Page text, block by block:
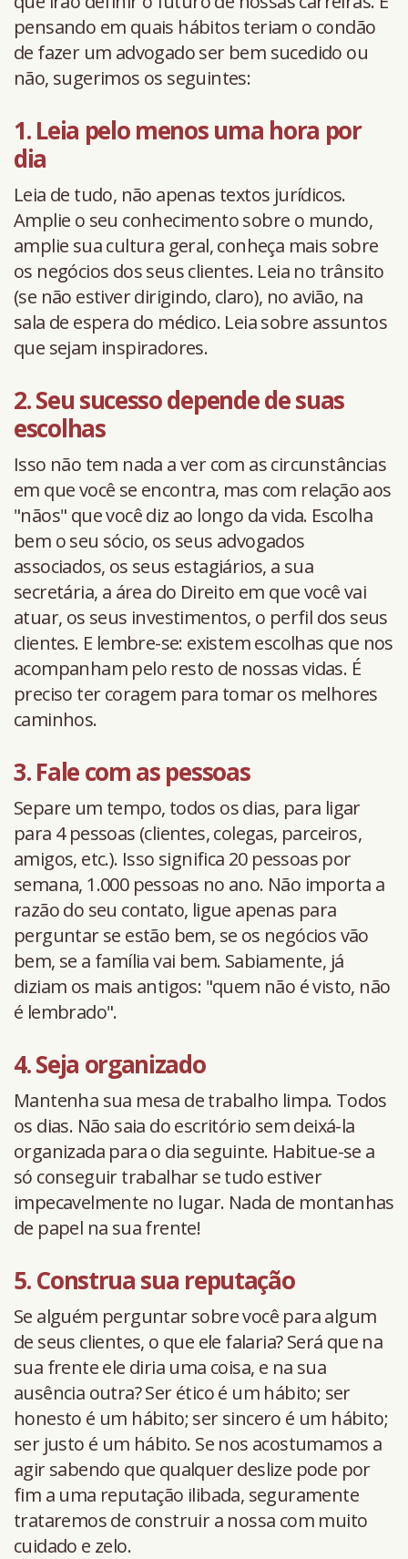
pensando em quais hábitos teriam o condão
de fazer um advogado ser bem sucedido ou
não, sugerimos os seguintes:
1. Leia pelo menos uma hora por
dia
Leia de tudo, não apenas textos jurídicos.
Amplie o seu conhecimento sobre o mundo,
amplie sua cultura geral, conheça mais sobre
os negócios dos seus clientes. Leia no trânsito
(se não estiver dirigindo, claro), no avião, na
sala de espera do médico. Leia sobre assuntos
que sejam inspiradores.
2. Seu sucesso depende de suas
escolhas
Isso não tem nada a ver com as circunstâncias
em que você se encontra, mas com relação aos
"nãos" que você diz ao longo da vida. Escolha
bem o seu sócio, os seus advogados
associados, os seus estagiários, a sua
secretária, a área do Direito em que você vai
atuar, os seus investimentos, o perfil dos seus
clientes. E lembre-se: existem escolhas que nos
acompanham pelo resto de nossas vidas. É
preciso ter coragem para tomar os melhores
caminhos.
3. Fale com as pessoas
Separe um tempo, todos os dias, para ligar
para 4 pessoas (clientes, colegas, parceiros,
amigos, etc.). Isso significa 20 pessoas por
semana, 1.000 pessoas no ano. Não importa a
razão do seu contato, ligue apenas para
perguntar se estão bem, se os negócios vão
bem, se a família vai bem. Sabiamente, já
diziam os mais antigos: "quem não é visto, não
é lembrado".
4. Seja organizado
Mantenha sua mesa de trabalho limpa. Todos
os dias. Não saia do escritório sem deixá-la
organizada para o dia seguinte. Habitue-se a
só conseguir trabalhar se tudo estiver
impecavelmente no lugar. Nada de montanhas
de papel na sua frente!
5. Construa sua reputação
Se alguém perguntar sobre você para algum
de seus clientes, o que ele falaria? Será que na
sua frente ele diria uma coisa, e na sua
ausência outra? Ser ético é um hábito; ser
honesto é um hábito; ser sincero é um hábito;
ser justo é um hábito. Se nos acostumamos a
agir sabendo que qualquer deslize pode por
fim a uma reputação ilibada, seguramente
trataremos de construir a nossa com muito
cuidado e zelo.